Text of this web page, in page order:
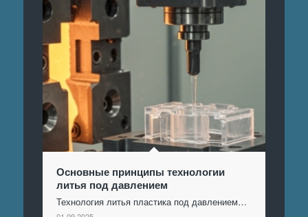
Основные принципы технологии
литья под давлением
Технология литья пластика под давлением…